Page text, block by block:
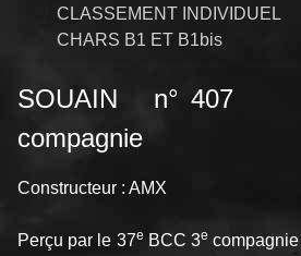
CLASSEMENT INDIVIDUEL
CHARS B1 ET B1bis
SOUAIN n° 407
compagnie
Constructeur : AMX
Perçu par le 37e BCC 3e